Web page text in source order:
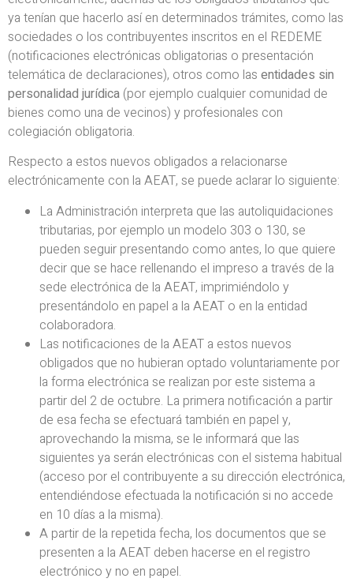
ya tenían que hacerlo así en determinados trámites, como las
sociedades o los contribuyentes inscritos en el REDEME
(notificaciones electrónicas obligatorias o presentación
telemática de declaraciones), otros como las entidades sin
personalidad jurídica (por ejemplo cualquier comunidad de
bienes como una de vecinos) y profesionales con
colegiación obligatoria.
Respecto a estos nuevos obligados a relacionarse
electrónicamente con la AEAT, se puede aclarar lo siguiente:
La Administración interpreta que las autoliquidaciones
tributarias, por ejemplo un modelo 303 o 130, se
pueden seguir presentando como antes, lo que quiere
decir que se hace rellenando el impreso a través de la
sede electrónica de la AEAT, imprimiéndolo y
presentándolo en papel a la AEAT o en la entidad
colaboradora.
Las notificaciones de la AEAT a estos nuevos
obligados que no hubieran optado voluntariamente por
la forma electrónica se realizan por este sistema a
partir del 2 de octubre. La primera notificación a partir
de esa fecha se efectuará también en papel y,
aprovechando la misma, se le informará que las
siguientes ya serán electrónicas con el sistema habitual
(acceso por el contribuyente a su dirección electrónica,
entendiéndose efectuada la notificación si no accede
en 10 días a la misma).
A partir de la repetida fecha, los documentos que se
presenten a la AEAT deben hacerse en el registro
electrónico y no en papel.